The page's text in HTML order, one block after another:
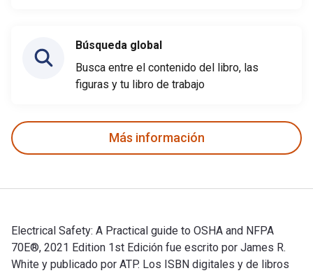
Búsqueda global
Busca entre el contenido del libro, las
figuras y tu libro de trabajo
Más información
Electrical Safety: A Practical guide to OSHA and NFPA
70E®, 2021 Edition 1st Edición fue escrito por James R.
White y publicado por ATP. Los ISBN digitales y de libros